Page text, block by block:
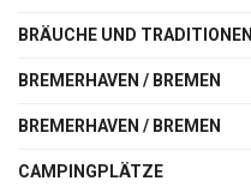
BRÄUCHE UND TRADITIONEN
BREMERHAVEN / BREMEN
BREMERHAVEN / BREMEN
CAMPINGPLÄTZE